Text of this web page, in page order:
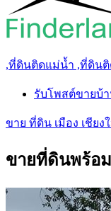
,ที่ดินติดแม่น้ำ ,ที่ดิน
รับโพสต์ขายบ้
ขาย ที่ดิน เมือง เชียง
ขายที่ดินพร้อม